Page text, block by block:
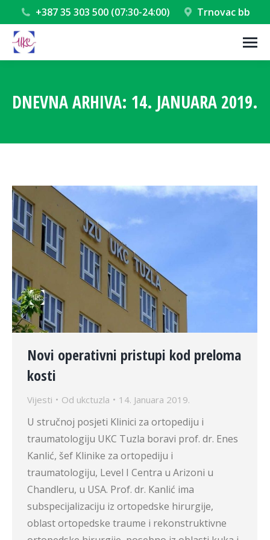
+387 35 303 500 (07:30-24:00) Trnovac bb
DNEVNA ARHIVA: 14. JANUARA 2019.
Novi operativni pristupi kod preloma
kosti
Vijesti Od ukctuzla 14. Januara 2019.
U stručnoj posjeti Klinici za ortopediju i
traumatologiju UKC Tuzla boravi prof. dr. Enes
Kanlić, šef Klinike za ortopediju i
traumatologiju, Level I Centra u Arizoni u
Chandleru, u USA. Prof. dr. Kanlić ima
subspecijalizaciju iz ortopedske hirurgije,
oblast ortopedske traume i rekonstruktivne